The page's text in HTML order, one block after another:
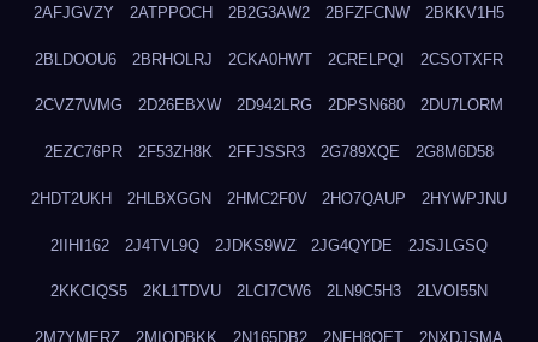
2AFJGVZY 2ATPPOCH 2B2G3AW2 2BFZFCNW 2BKKV1H5
2BLDOOU6 2BRHOLRJ 2CKA0HWT 2CRELPQI 2CSOTXFR
2CVZ7WMG 2D26EBXW 2D942LRG 2DPSN680 2DU7LORM
2EZC76PR 2F53ZH8K 2FFJSSR3 2G789XQE 2G8M6D58
2HDT2UKH 2HLBXGGN 2HMC2F0V 2HO7QAUP 2HYWPJNU
2IIHI162 2J4TVL9Q 2JDKS9WZ 2JG4QYDE 2JSJLGSQ
2KKCIQS5 2KL1TDVU 2LCI7CW6 2LN9C5H3 2LVOI55N
2M7YMERZ 2MIQDBKK 2N165DB2 2NFH8OET 2NXDJSMA